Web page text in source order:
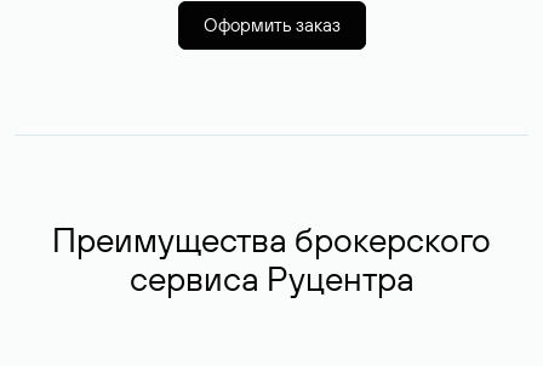
Оформить заказ
Преимущества брокерского
сервиса Руцентра